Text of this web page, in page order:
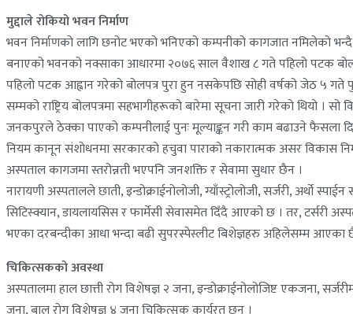
मुद्दाले रोकियो भवन निर्माण
भवन निर्माणको लागि छनोट भएको भनिएको कम्पनीको कागजात नमिलेको भन्दै
बनाएको भवनको नक्साका आधारमा २०७६ साल वैशाख ८ गते पहिलो पटक
पहिलो पटक आह्वान गरेको बोलपत्र पुरा हुन नसकेपछि सोही वर्षको जेठ ५
सम्मको राष्ट्रिय बोलपत्रमा सहभागीहरूको बारेमा सूचना जारी गरेको थियो ।
जनकपुरले ठेक्का पाएको कम्पनीलाई पुनः मूल्याङ्कन गरी काम बढाउने फैसला
नियम कानून संशोधनमा सरकारको हचुवा पाराको नकारात्मक असर विकास
अस्पताल कागजमा स्तरोन्नती भएपनि जनशक्ति र सेवामा सुधार छैन ।
नारायणी अस्पतालले छाती, इन्डोक्राईनोलोजी, ग्याँस्ट्रोलोजी, सर्जरी, अर्थो
सिटिस्क्यान, डायलायसिस र फार्मेसी सेवासमेत दिँदै आएको छ । तर, टर्सरी
भएका दरबन्दीका आधा भन्दा बढी सुपरस्पेस्लीट बिशेज्ञहरु अहिलेसम्म आएका
चिकित्सकको अवस्था
अस्पतालमा हाल छात्ती रोग विशेषज्ञ २ जना, इन्डोक्राईनोलोजिष्ट एकजना,